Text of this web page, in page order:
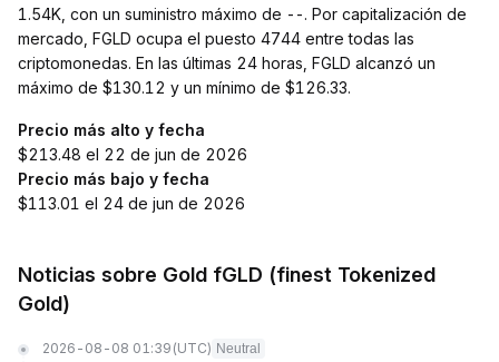
1.54K, con un suministro máximo de --. Por capitalización de
mercado, FGLD ocupa el puesto 4744 entre todas las
criptomonedas. En las últimas 24 horas, FGLD alcanzó un
máximo de $130.12 y un mínimo de $126.33.
Precio más alto y fecha
$213.48 el 22 de jun de 2026
Precio más bajo y fecha
$113.01 el 24 de jun de 2026
Noticias sobre Gold fGLD (finest Tokenized
Gold)
2026-08-08 01:39 (UTC) Neutral